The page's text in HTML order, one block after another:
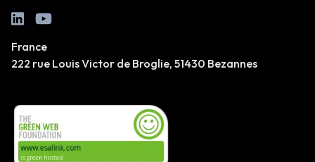
France
222 rue Louis Victor de Broglie, 51430 Bezannes